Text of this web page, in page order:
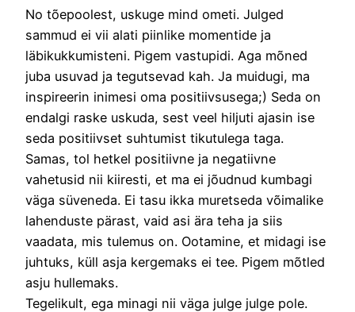
No tõepoolest, uskuge mind ometi. Julged
sammud ei vii alati piinlike momentide ja
läbikukkumisteni. Pigem vastupidi. Aga mõned
juba usuvad ja tegutsevad kah. Ja muidugi, ma
inspireerin inimesi oma positiivsusega;) Seda on
endalgi raske uskuda, sest veel hiljuti ajasin ise
seda positiivset suhtumist tikutulega taga.
Samas, tol hetkel positiivne ja negatiivne
vahetusid nii kiiresti, et ma ei jõudnud kumbagi
väga süveneda. Ei tasu ikka muretseda võimalike
lahenduste pärast, vaid asi ära teha ja siis
vaadata, mis tulemus on. Ootamine, et midagi ise
juhtuks, küll asja kergemaks ei tee. Pigem mõtled
asju hullemaks.
Tegelikult, ega minagi nii väga julge julge pole.